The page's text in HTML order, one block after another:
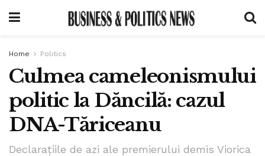
Home Politics
Culmea cameleonismului
politic la Dăncilă: cazul
DNA-Tăriceanu
Declarațiile de azi ale premierului demis Viorica